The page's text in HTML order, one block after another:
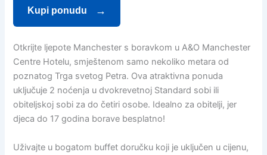
Kupi ponudu
Otkrijte ljepote Manchester s boravkom u A&O Manchester
Centre Hotelu, smještenom samo nekoliko metara od
poznatog Trga svetog Petra. Ova atraktivna ponuda
uključuje 2 noćenja u dvokrevetnoj Standard sobi ili
obiteljskoj sobi za do četiri osobe. Idealno za obitelji, jer
djeca do 17 godina borave besplatno!
Uživajte u bogatom buffet doručku koji je uključen u cijenu,